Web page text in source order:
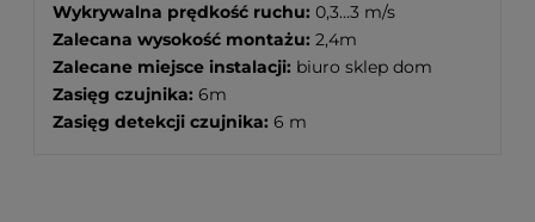
Wykrywalna prędkość ruchu: 0,3...3 m/s
Zalecana wysokość montażu: 2,4m
Zalecane miejsce instalacji: biuro sklep dom
Zasięg czujnika: 6m
Zasięg detekcji czujnika: 6 m